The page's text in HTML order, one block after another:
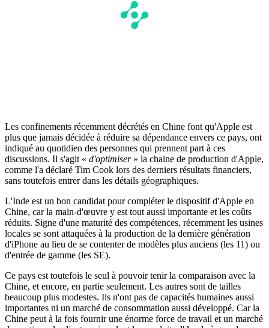
Les confinements récemment décrétés en Chine font qu'Apple est
plus que jamais décidée à réduire sa dépendance envers ce pays, ont
indiqué au quotidien des personnes qui prennent part à ces
discussions. Il s'agit « d'optimiser» la chaine de production d'Apple,
comme l'a déclaré Tim Cook lors des derniers résultats financiers,
sans toutefois entrer dans les détails géographiques.
L'Inde est un bon candidat pour compléter le dispositif d'Apple en
Chine, car la main-d'œuvre y est tout aussi importante et les coûts
réduits. Signe d'une maturité des compétences, récemment les usines
locales se sont attaquées à la production de la dernière génération
d'iPhone au lieu de se contenter de modèles plus anciens (les 11) ou
d'entrée de gamme (les SE).
Ce pays est toutefois le seul à pouvoir tenir la comparaison avec la
Chine, et encore, en partie seulement. Les autres sont de tailles
beaucoup plus modestes. Ils n'ont pas de capacités humaines aussi
importantes ni un marché de consommation aussi développé. Car la
Chine peut à la fois fournir une énorme force de travail et un marché